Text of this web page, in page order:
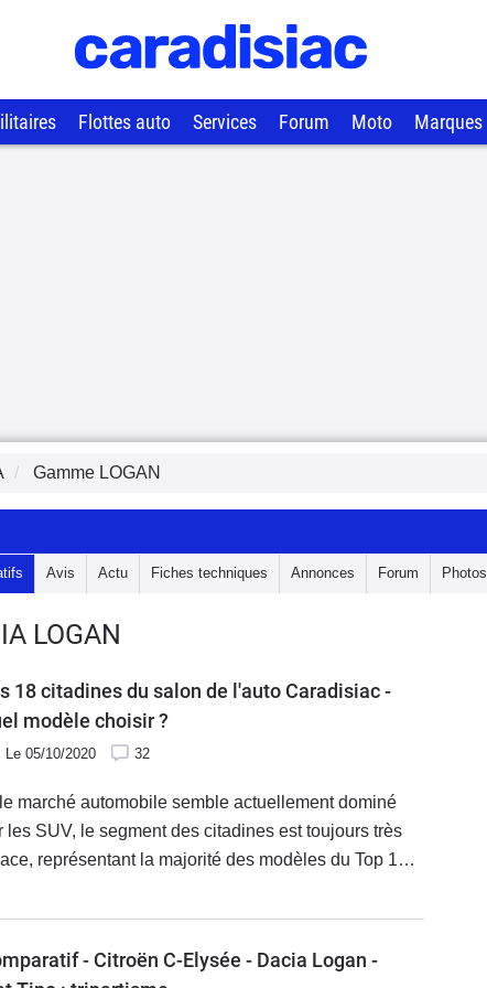
Flottes auto Services Forum Moto Marques
Gamme LOGAN
Avis Actu Fiches techniques Annonces Forum Photos
LOGAN
18 citadines du salon de l'auto Caradisiac -
modèle choisir ?
Le 05/10/2020 32
marché automobile semble actuellement dominé
les SUV, le segment des citadines est toujours très
représentant la majorité des modèles du Top 10
A tel point qu'il occupe une bonne partie des
dirigeables où se déroule le premier salon
- Citroën C-Elysée - Dacia Logan -